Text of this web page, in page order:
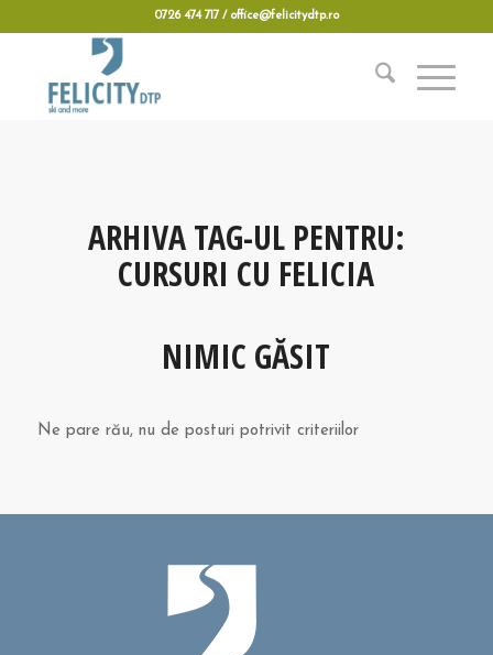
0726 474 717 / office@felicitydtp.ro
ARHIVA TAG-UL PENTRU:
CURSURI CU FELICIA
NIMIC GĂSIT
Ne pare rău, nu de posturi potrivit criteriilor